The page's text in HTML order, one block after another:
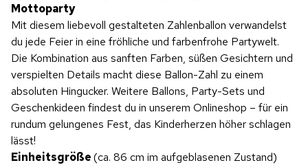
Mottoparty
Mit diesem liebevoll gestalteten Zahlenballon verwandelst
du jede Feier in eine fröhliche und farbenfrohe Partywelt.
Die Kombination aus sanften Farben, süßen Gesichtern und
verspielten Details macht diese Ballon-Zahl zu einem
absoluten Hingucker. Weitere Ballons, Party-Sets und
Geschenkideen findest du in unserem Onlineshop – für ein
rundum gelungenes Fest, das Kinderherzen höher schlagen
lässt!
Einheitsgröße(ca. 86 cm im aufgeblasenen Zustand)